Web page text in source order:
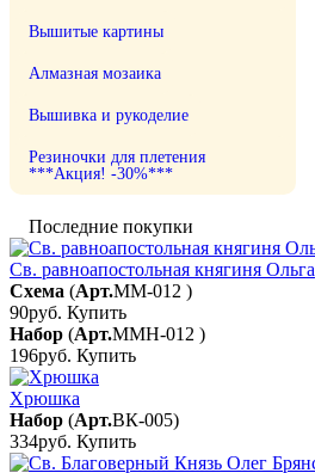
Вышитые картины
Алмазная мозаика
Вышивка и рукоделие
Резиночки для плетения
***Акция! -30%***
Последние покупки
Св. равноапостольная княгиня Ольга
Схема (Арт.ММ-012 )
90руб. Купить
Набор (Арт.ММН-012 )
196руб. Купить
Хрюшка
Набор (Арт.ВК-005)
334руб. Купить